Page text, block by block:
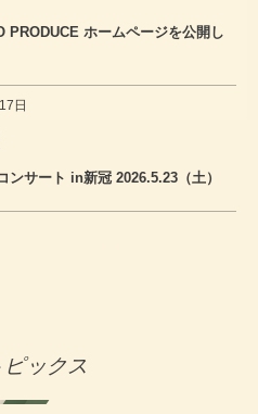
PRODUCE ホームページを公開し
日
ンサート in新冠 2026.5.23（土）
ックス